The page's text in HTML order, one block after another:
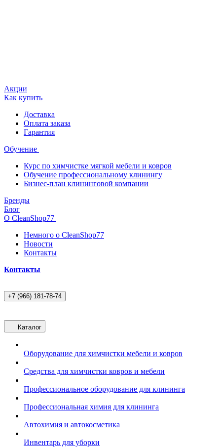
Акции
Как купить
Доставка
Оплата заказа
Гарантия
Обучение
Курс по химчистке мягкой мебели и ковров
Обучение профессиональному клинингу
Бизнес-план клининговой компании
Бренды
Блог
О CleanShop77
Немного о CleanShop77
Новости
Контакты
Контакты
+7 (966) 181-78-74
Каталог
Оборудование для химчистки мебели и ковров
Средства для химчистки ковров и мебели
Профессиональное оборудование для клининга
Профессиональная химия для клининга
Автохимия и автокосметика
Инвентарь для уборки